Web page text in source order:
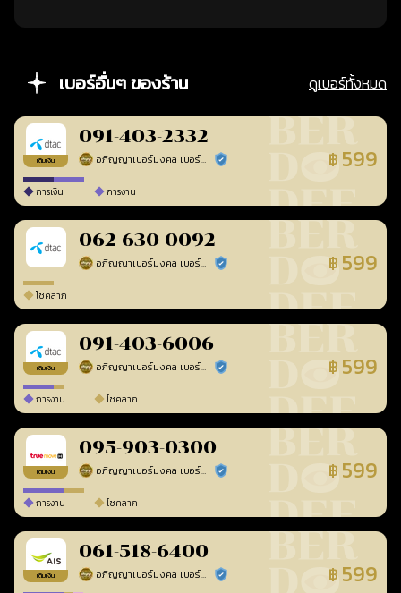
เบอร์อื่นๆ ของร้าน ดูเบอร์ทั้งหมด
เติมเงิน
091-403-2332
อภิญญาเบอร์มงคล เบอร์สวยเลขศาสตร์ ร้านยืนยันแล้ว ฿ 599
การเงิน การงาน
062-630-0092
อภิญญาเบอร์มงคล เบอร์สวยเลขศาสตร์ ร้านยืนยันแล้ว ฿ 599
โชคลาภ
เติมเงิน
091-403-6006
อภิญญาเบอร์มงคล เบอร์สวยเลขศาสตร์ ร้านยืนยันแล้ว ฿ 599
การงาน โชคลาภ
เติมเงิน
095-903-0300
อภิญญาเบอร์มงคล เบอร์สวยเลขศาสตร์ ร้านยืนยันแล้ว ฿ 599
การงาน โชคลาภ
เติมเงิน
061-518-6400
อภิญญาเบอร์มงคล เบอร์สวยเลขศาสตร์ ร้านยืนยันแล้ว ฿ 599